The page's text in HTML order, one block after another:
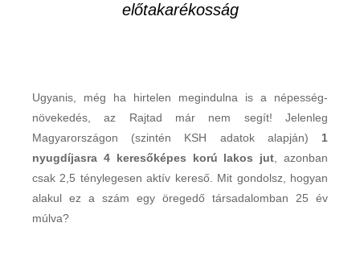
előtakarékosság
Ugyanis, még ha hirtelen megindulna is a népesség-
növekedés, az Rajtad már nem segít! Jelenleg
Magyarországon (szintén KSH adatok alapján) 1
nyugdíjasra 4 keresőképes korú lakos jut , azonban
csak 2,5 ténylegesen aktív kereső. Mit gondolsz, hogyan
alakul ez a szám egy öregedő társadalomban 25 év
múlva?